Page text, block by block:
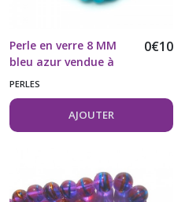
Perle en verre 8 MM
bleu azur vendue à
l'unité
0€10
PERLES
AJOUTER